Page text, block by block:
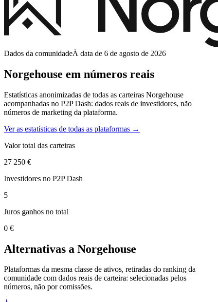
Dados da comunidadeÀ data de 6 de agosto de 2026
Norgehouse em números reais
Estatísticas anonimizadas de todas as carteiras Norgehouse
acompanhadas no P2P Dash: dados reais de investidores, não
números de marketing da plataforma.
Ver as estatísticas de todas as plataformas →
Valor total das carteiras
27 250 €
Investidores no P2P Dash
5
Juros ganhos no total
0 €
Alternativas a Norgehouse
Plataformas da mesma classe de ativos, retiradas do ranking da
comunidade com dados reais de carteira: selecionadas pelos
números, não por comissões.